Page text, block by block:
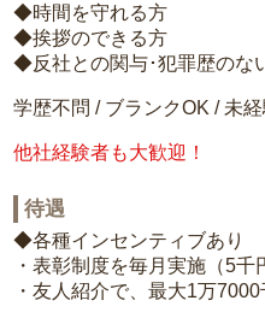
◆時間を守れる方
◆挨拶のできる方
◆反社との関与･犯罪歴のな
学歴不問 / ブランクOK / 未
他社経験者も大歓迎！
待遇
◆各種インセンティブあり
・表彰制度を毎月実施（5千
・友人紹介で、最大1万